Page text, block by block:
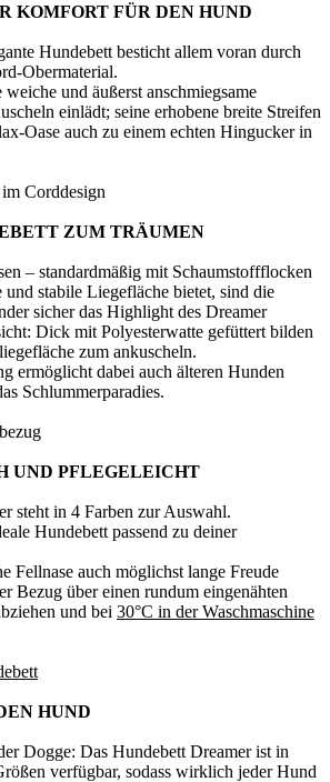
KOMFORT FÜR DEN HUND
Hundebett besticht allem voran durch
Obermaterial.
und äußerst anschmiegsame
einlädt; seine erhobene breite Streifen
Oase auch zu einem echten Hingucker in
ZUM TRÄUMEN
– standardmäßig mit Schaumstoffflocken
und stabile Liegefläche bietet, sind die
sicher das Highlight des Dreamer
Dick mit Polyesterwatte gefüttert bilden
zum ankuscheln.
ermöglicht dabei auch älteren Hunden
Schlummerparadies.
UND PFLEGELEICHT
steht in 4 Farben zur Auswahl.
Hundebett passend zu deiner
Fellnase auch möglichst lange Freude
Bezug über einen rundum eingenähten
und bei 30°C in der Waschmaschine
HUND
Dogge: Das Hundebett Dreamer ist in
verfügbar, sodass wirklich jeder Hund